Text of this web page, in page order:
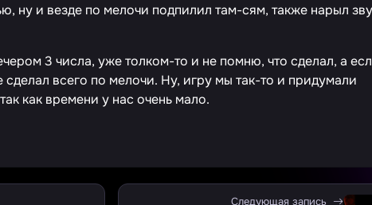
ну и везде по мелочи подпилил там-сям, также нарыл
3 числа, уже толком-то и не помню, что сделал, а
сделал всего по мелочи. Ну, игру мы так-то и придумали
как времени у нас очень мало.
Следующая запись